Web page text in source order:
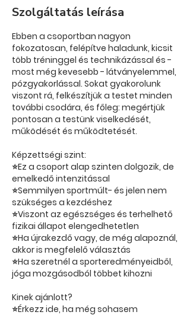
t
Szolgáltatás leírása
Ebben a csoportban nagyon
fokozatosan, felépítve haladunk, kicsit
több tréninggel és technikázással és -
most még kevesebb - látványelemmel,
pózgyakorlással. Sokat gyakorolunk
viszont rá, felkészítjük a testet minden
további csodára, és főleg: megértjük
pontosan a testünk viselkedését,
működését és működtetését.
Képzettségi szint:
⭐Ez a csoport alap szinten dolgozik, de
emelkedő intenzitással
⭐Semmilyen sportmúlt- és jelen nem
szükséges a kezdéshez
⭐Viszont az egészséges és terhelhető
fizikai állapot elengedhetetlen
⭐Ha újrakezdő vagy, de még alapoznál,
akkor is megfelelő választás
⭐Ha szeretnél a sporteredményeidből,
jóga mozgásodból többet kihozni
Kinek ajánlott?
⭐Érkezz ide, ha még sohasem